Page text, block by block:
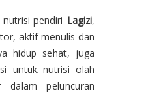
nutrisi pendiri Lagizi,
aktif menulis dan
hidup sehat, juga
untuk nutrisi olah
peluncuran